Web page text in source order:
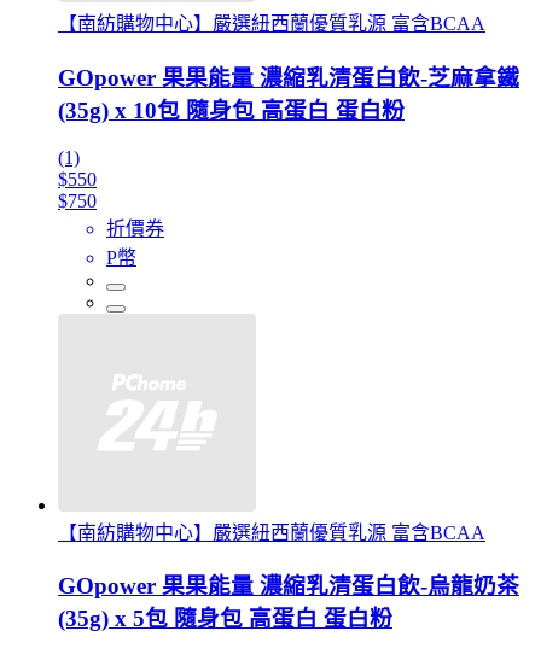
【南紡購物中心】嚴選紐西蘭優質乳源 富含BCAA
GOpower 果果能量 濃縮乳清蛋白飲-芝麻拿鐵
(35g) x 10包 隨身包 高蛋白 蛋白粉
(1)
$550
$750
折價券
P幣
【南紡購物中心】嚴選紐西蘭優質乳源 富含BCAA
GOpower 果果能量 濃縮乳清蛋白飲-烏龍奶茶
(35g) x 5包 隨身包 高蛋白 蛋白粉